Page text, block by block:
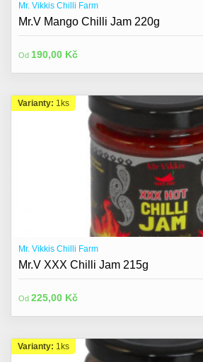
Mr. Vikkis Chilli Farm
Mr.V Mango Chilli Jam 220g
Od 190,00 Kč
Varianty: 1ks
Mr. Vikkis Chilli Farm
Mr.V XXX Chilli Jam 215g
Od 225,00 Kč
Varianty: 1ks